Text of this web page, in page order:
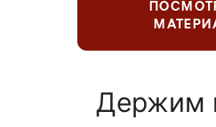
Держим